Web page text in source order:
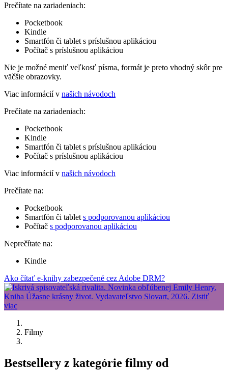
Prečítate na zariadeniach:
Pocketbook
Kindle
Smartfón či tablet s príslušnou aplikáciou
Počítač s príslušnou aplikáciou
Nie je možné meniť veľkosť písma, formát je preto vhodný skôr pre
väčšie obrazovky.
Viac informácií v našich návodoch
Prečítate na zariadeniach:
Pocketbook
Kindle
Smartfón či tablet s príslušnou aplikáciou
Počítač s príslušnou aplikáciou
Viac informácií v našich návodoch
Prečítate na:
Pocketbook
Smartfón či tablet s podporovanou aplikáciou
Počítač s podporovanou aplikáciou
Neprečítate na:
Kindle
Ako čítať e-knihy zabezpečené cez Adobe DRM?
Filmy
Bestsellery z kategórie filmy od